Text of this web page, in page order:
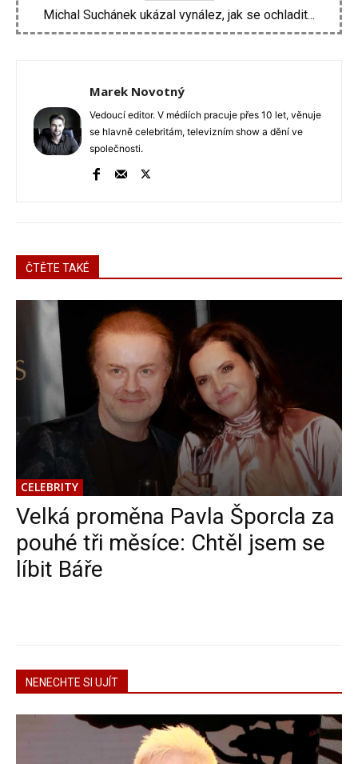
Velká proměna Pavla Šporcla za pouhé tři...
Marek Novotný
Vedoucí editor. V médiích pracuje přes 10 let, věnuje
se hlavně celebritám, televizním show a dění ve
společnosti.
ČTĚTE TAKÉ
CELEBRITY
Velká proměna Pavla Šporcla za
pouhé tři měsíce: Chtěl jsem se
líbit Báře
NENECHTE SI UJÍT